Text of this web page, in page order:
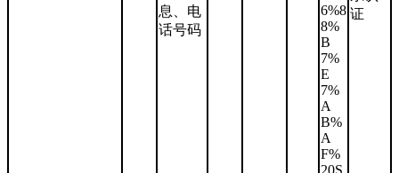
息、电
话号码
6%8
8%
B
7%
E
7%
A
B%
A
F%
20S
证